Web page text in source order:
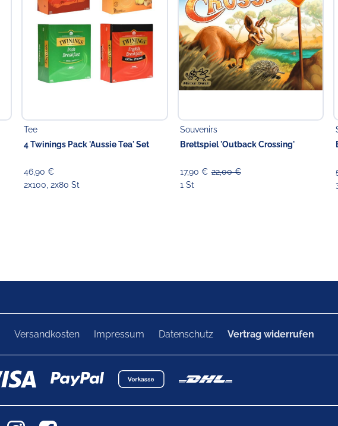
Tee
4 Twinings Pack 'Aussie Tea' Set
46,90 €
2x100, 2x80 St
Souvenirs
Brettspiel 'Outback Crossing'
17,90 € 22,00 €
1 St
Versandkosten Impressum Datenschutz Vertrag widerrufen